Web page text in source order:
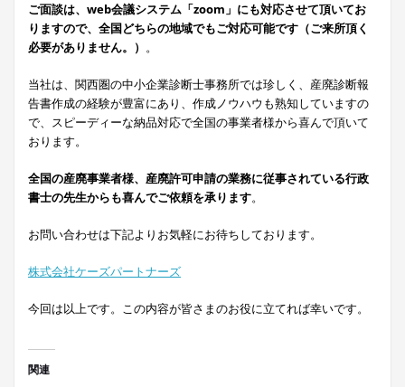
ご面談は、web会議システム「zoom」にも対応させて頂いてお
りますので、全国どちらの地域でもご対応可能です（ご来所頂く
必要がありません。） 。
当社は、関西圏の中小企業診断士事務所では珍しく、産廃診断報
告書作成の経験が豊富にあり、作成ノウハウも熟知していますの
で、スピーディーな納品対応で全国の事業者様から喜んで頂いて
おります。
全国の産廃事業者様、産廃許可申請の業務に従事されている行政
書士の先生からも喜んでご依頼を承ります。
お問い合わせは下記よりお気軽にお待ちしております。
株式会社ケーズパートナーズ
今回は以上です。この内容が皆さまのお役に立てれば幸いです。
関連